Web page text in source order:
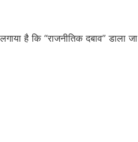
है कि “राजनीतिक दबाव” डाला जा